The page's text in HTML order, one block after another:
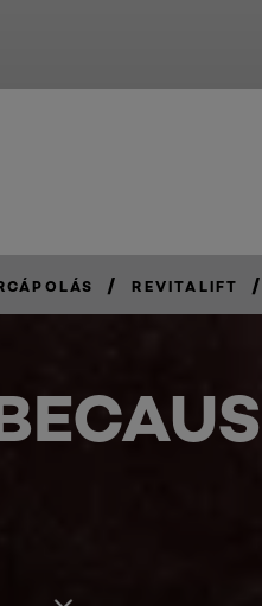
/ REVITALIFT /